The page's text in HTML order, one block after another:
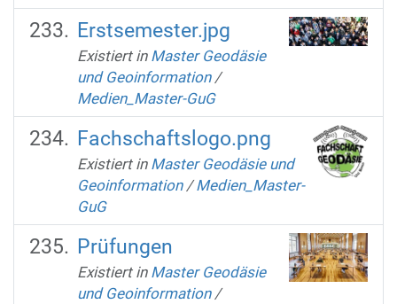
Erstsemester.jpg
Existiert in Master Geodäsie
und Geoinformation /
Medien_Master-GuG
Fachschaftslogo.png
Existiert in Master Geodäsie und
Geoinformation /Medien_Master-
GuG
Prüfungen
Existiert in Master Geodäsie
und Geoinformation /